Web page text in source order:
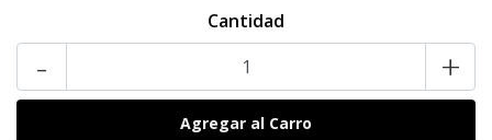
Cantidad
- +